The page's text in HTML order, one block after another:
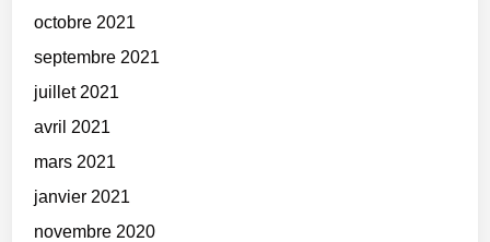
octobre 2021
septembre 2021
juillet 2021
avril 2021
mars 2021
janvier 2021
novembre 2020